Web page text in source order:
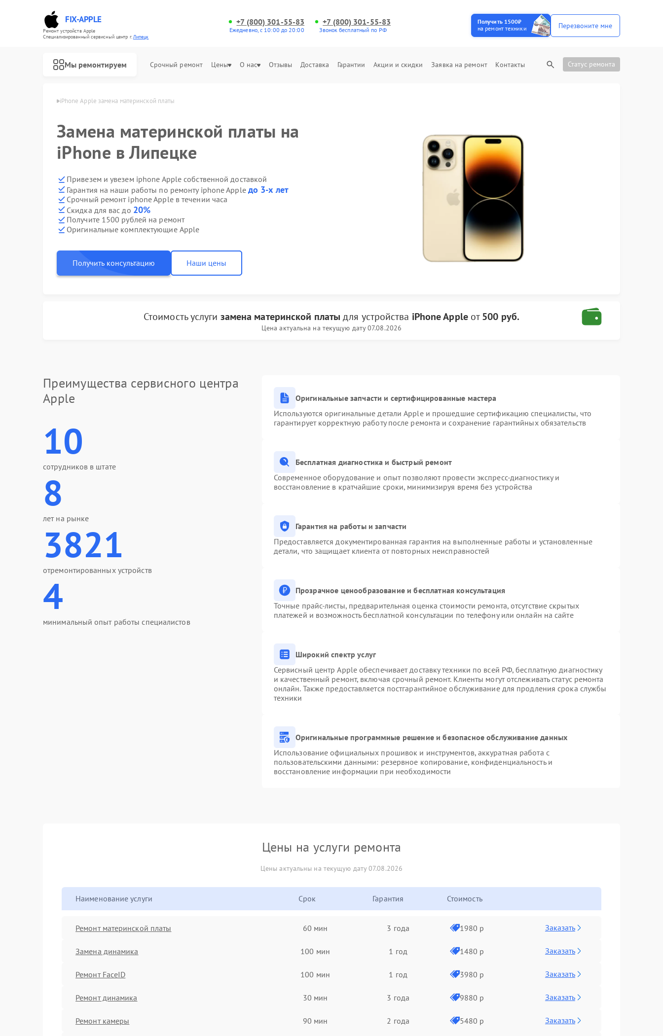
FIX-APPLE
Ремонт устройств Apple
Специализированный cервисный центр г.Липецк
+7 (800) 301-55-83
Ежедневно, с 10:00 до 20:00
+7 (800) 301-55-83
Звонок бесплатный по РФ
Получить 1500₽
на ремонт техники
Перезвоните мне
Мы ремонтируем Срочный ремонт Цены О нас Отзывы Доставка Гарантии Акции и скидки Заявка на ремонт Контакты Статус ремонта
iPhone Apple замена материнской платы
Замена материнской платы на
iPhone в Липецке
Привезем и увезем iphone Apple собственной доставкой
Гарантия на наши работы по ремонту iphone Apple до 3-х лет
Срочный ремонт iphone Apple в течении часа
Скидка для вас до 20%
Получите 1500 рублей на ремонт
Оригинальные комплектующие Apple
Получить консультацию Наши цены
Стоимость услуги замена материнской платы для устройства iPhone Appleот500 руб.
Цена актуальна на текущую дату 07.08.2026
Преимущества сервисного центра
Apple
10
сотрудников в штате
8
лет на рынке
3821
отремонтированных устройств
4
минимальный опыт работы специалистов
Оригинальные запчасти и сертифицированные мастера
Используются оригинальные детали Apple и прошедшие сертификацию специалисты, что
гарантирует корректную работу после ремонта и сохранение гарантийных обязательств
Бесплатная диагностика и быстрый ремонт
Современное оборудование и опыт позволяют провести экспресс-диагностику и
восстановление в кратчайшие сроки, минимизируя время без устройства
Гарантия на работы и запчасти
Предоставляется документированная гарантия на выполненные работы и установленные
детали, что защищает клиента от повторных неисправностей
Прозрачное ценообразование и бесплатная консультация
Точные прайс-листы, предварительная оценка стоимости ремонта, отсутствие скрытых
платежей и возможность бесплатной консультации по телефону или онлайн на сайте
Широкий спектр услуг
Сервисный центр Apple обеспечивает доставку техники по всей РФ, бесплатную диагностику
и качественный ремонт, включая срочный ремонт. Клиенты могут отслеживать статус ремонта
онлайн. Также предоставляется постгарантийное обслуживание для продления срока службы
техники
Оригинальные программные решение и безопасное обслуживание данных
Использование официальных прошивок и инструментов, аккуратная работа с
пользовательскими данными: резервное копирование, конфиденциальность и
восстановление информации при необходимости
Цены на услуги ремонта
Цены актуальны на текущую дату 07.08.2026
Наименование услуги Срок Гарантия Стоимость
Ремонт материнской платы 60 мин 3 года 1980 р Заказать
Замена динамика 100 мин 1 год 1480 р Заказать
Ремонт FaceID 100 мин 1 год 3980 р Заказать
Ремонт динамика 30 мин 3 года 9880 р Заказать
Ремонт камеры 90 мин 2 года 5480 р Заказать